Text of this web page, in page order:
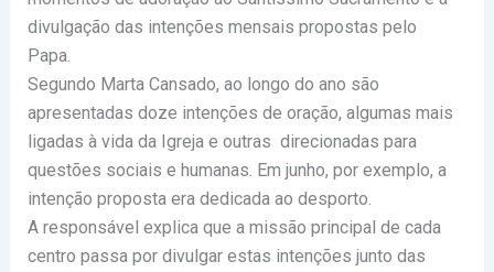
divulgação das intenções mensais propostas pelo
Papa.
Segundo Marta Cansado, ao longo do ano são
apresentadas doze intenções de oração, algumas mais
ligadas à vida da Igreja e outras direcionadas para
questões sociais e humanas. Em junho, por exemplo, a
intenção proposta era dedicada ao desporto.
A responsável explica que a missão principal de cada
centro passa por divulgar estas intenções junto das